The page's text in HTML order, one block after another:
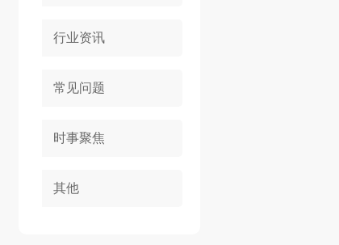
行业资讯
常见问题
时事聚焦
其他